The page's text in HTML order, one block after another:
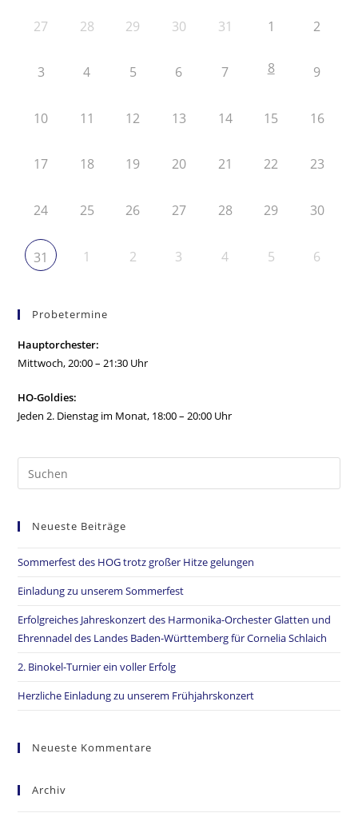
27 28 29 30 31 1 2
3 4 5 6 7 8 9
10 11 12 13 14 15 16
17 18 19 20 21 22 23
24 25 26 27 28 29 30
31 1 2 3 4 5 6
Probetermine
Hauptorchester:
Mittwoch, 20:00 – 21:30 Uhr
HO-Goldies:
Jeden 2. Dienstag im Monat, 18:00 – 20:00 Uhr
Neueste Beiträge
Sommerfest des HOG trotz großer Hitze gelungen
Einladung zu unserem Sommerfest
Erfolgreiches Jahreskonzert des Harmonika-Orchester Glatten und
Ehrennadel des Landes Baden-Württemberg für Cornelia Schlaich
2. Binokel-Turnier ein voller Erfolg
Herzliche Einladung zu unserem Frühjahrskonzert
Neueste Kommentare
Archiv